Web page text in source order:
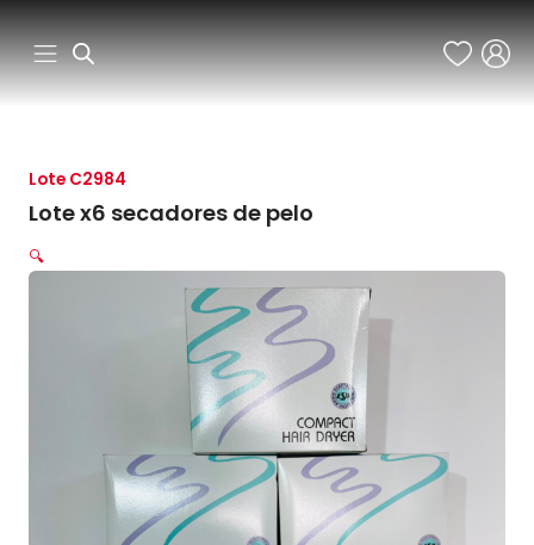
Ir
al
contenido
Lote C2984
Lote x6 secadores de pelo
🔍